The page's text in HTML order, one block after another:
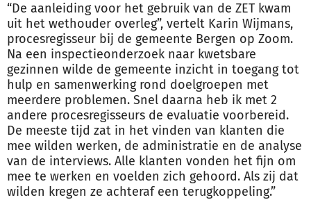
“De aanleiding voor het gebruik van de ZET kwam
uit het wethouder overleg”, vertelt Karin Wijmans,
procesregisseur bij de gemeente Bergen op Zoom.
Na een inspectieonderzoek naar kwetsbare
gezinnen wilde de gemeente inzicht in toegang tot
hulp en samenwerking rond doelgroepen met
meerdere problemen. Snel daarna heb ik met 2
andere procesregisseurs de evaluatie voorbereid.
De meeste tijd zat in het vinden van klanten die
mee wilden werken, de administratie en de analyse
van de interviews. Alle klanten vonden het fijn om
mee te werken en voelden zich gehoord. Als zij dat
wilden kregen ze achteraf een terugkoppeling.”